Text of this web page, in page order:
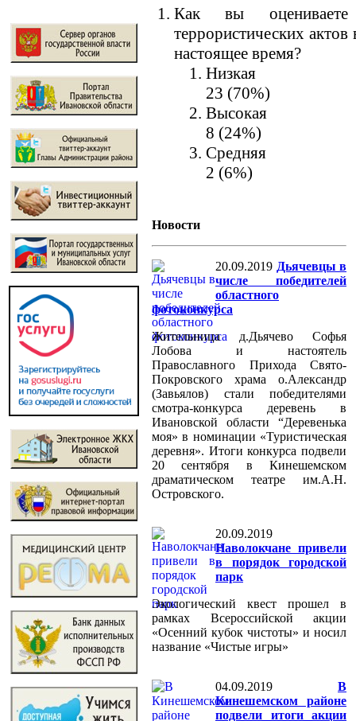
Как вы оцениваете
террористических
настоящее время?
Низкая
23 (70%)
Высокая
8 (24%)
Средняя
2 (6%)
Новости
20.09.2019 Дьячевцы в
числе победителей
областного
фотоконкурса
Жительница д.Дьячево Софья
Лобова и настоятель
Православного Прихода Свято-
Покровского храма о.Александр
(Завьялов) стали победителями
смотра-конкурса деревень в
Ивановской области “Деревенька
моя» в номинации «Туристическая
деревня». Итоги конкурса подвели
20 сентября в Кинешемском
драматическом театре им.А.Н.
Островского.
20.09.2019
Наволокчане привели
в порядок городской
парк
Экологический квест прошел в
рамках Всероссийской акции
«Осенний кубок чистоты» и носил
название «Чистые игры»
04.09.2019
В
Кинешемском районе
подвели итоги акции